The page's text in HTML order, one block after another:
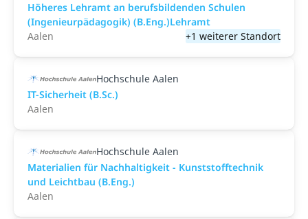
Höheres Lehramt an berufsbildenden Schulen
(Ingenieurpädagogik) (B.Eng.)Lehramt
Aalen
+1 weiterer Standort
Hochschule Aalen
IT-Sicherheit (B.Sc.)
Aalen
Hochschule Aalen
Materialien für Nachhaltigkeit - Kunststofftechnik
und Leichtbau (B.Eng.)
Aalen